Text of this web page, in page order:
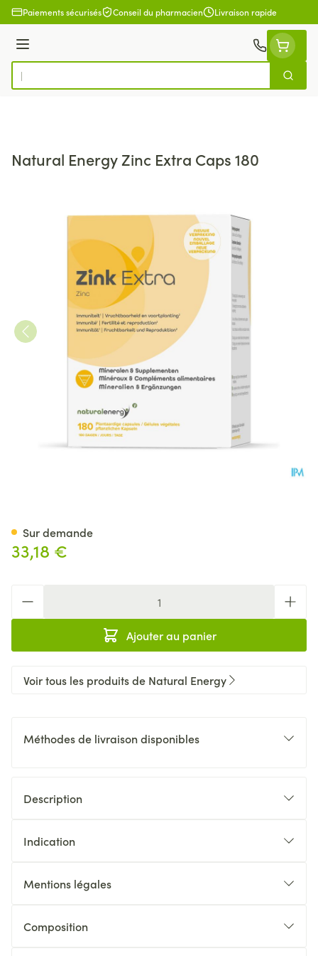
Aller au contenu
Paiements sécurisés Conseil du pharmacien Livraison rapide
Menu
Rechercher
Natural Energy Zinc Extra Caps 180
33,18 €
Ajouter au panier
Sur demande
Voir tous les produits de Natural Energy
Méthodes de livraison disponibles
Description
Indication
Mentions légales
Composition